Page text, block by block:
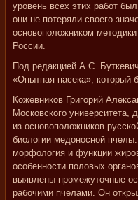
уровень всех этих работ
они не потеряли своего
основоположником
России.
Под редакцией А.С.
«Опытная пасека», который
Кожевников Григорий
Московского университета,
из основоположников
биологии медоносной
морфология и функции
особенности половых
выявлены промежуточные
рабочими пчелами. Он